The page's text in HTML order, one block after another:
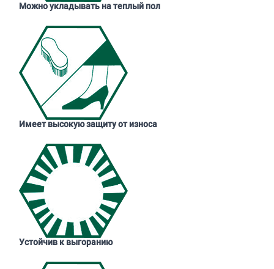
Можно укладывать на теплый пол
Имеет высокую защиту от износа
Устойчив к выгоранию